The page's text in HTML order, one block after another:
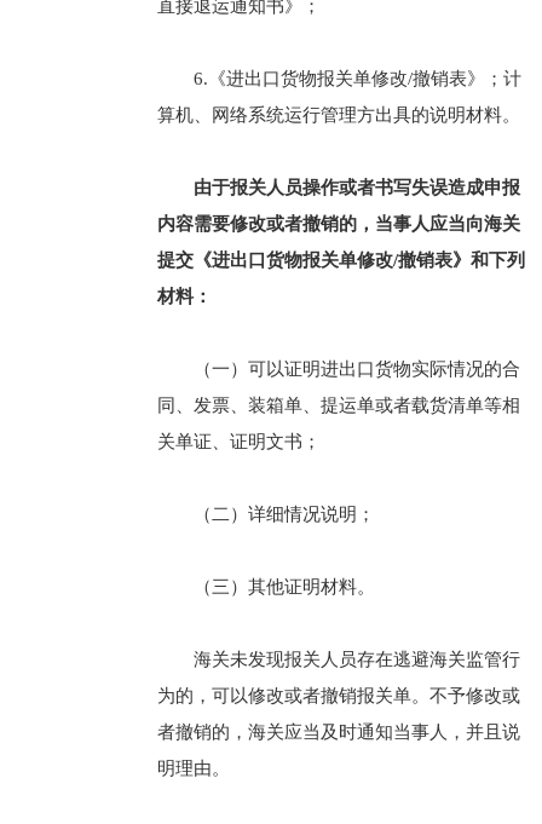
直接退运通知书》；
6.《进出口货物报关单修改/撤销表》；计
算机、网络系统运行管理方出具的说明材料。
由于报关人员操作或者书写失误造成申报
内容需要修改或者撤销的，当事人应当向海关
提交《进出口货物报关单修改/撤销表》和下列
材料：
（一）可以证明进出口货物实际情况的合
同、发票、装箱单、提运单或者载货清单等相
关单证、证明文书；
（二）详细情况说明；
（三）其他证明材料。
海关未发现报关人员存在逃避海关监管行
为的，可以修改或者撤销报关单。不予修改或
者撤销的，海关应当及时通知当事人，并且说
明理由。